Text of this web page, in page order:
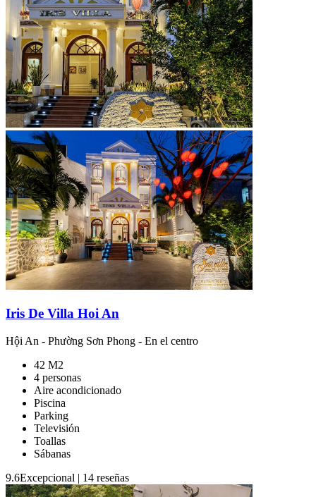
Iris De Villa Hoi An
Hội An - Phường Sơn Phong - En el centro
42 M2
4 personas
Aire acondicionado
Piscina
Parking
Televisión
Toallas
Sábanas
9.6Excepcional | 14 reseñas